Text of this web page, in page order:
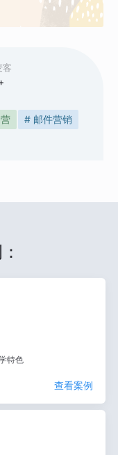
客
# 邮件营销
特色
查看案例